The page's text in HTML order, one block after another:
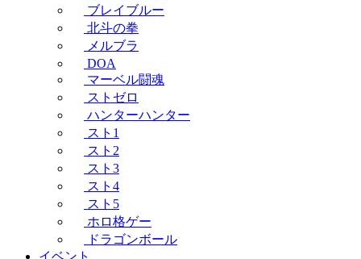
ブレイブルー
北斗の拳
メルブラ
DOA
マーベル闘魂
ストゼロ
ハンターハンター
スト1
スト2
スト3
スト4
スト5
ホロ格ゲー
ドラゴンボール
イベント